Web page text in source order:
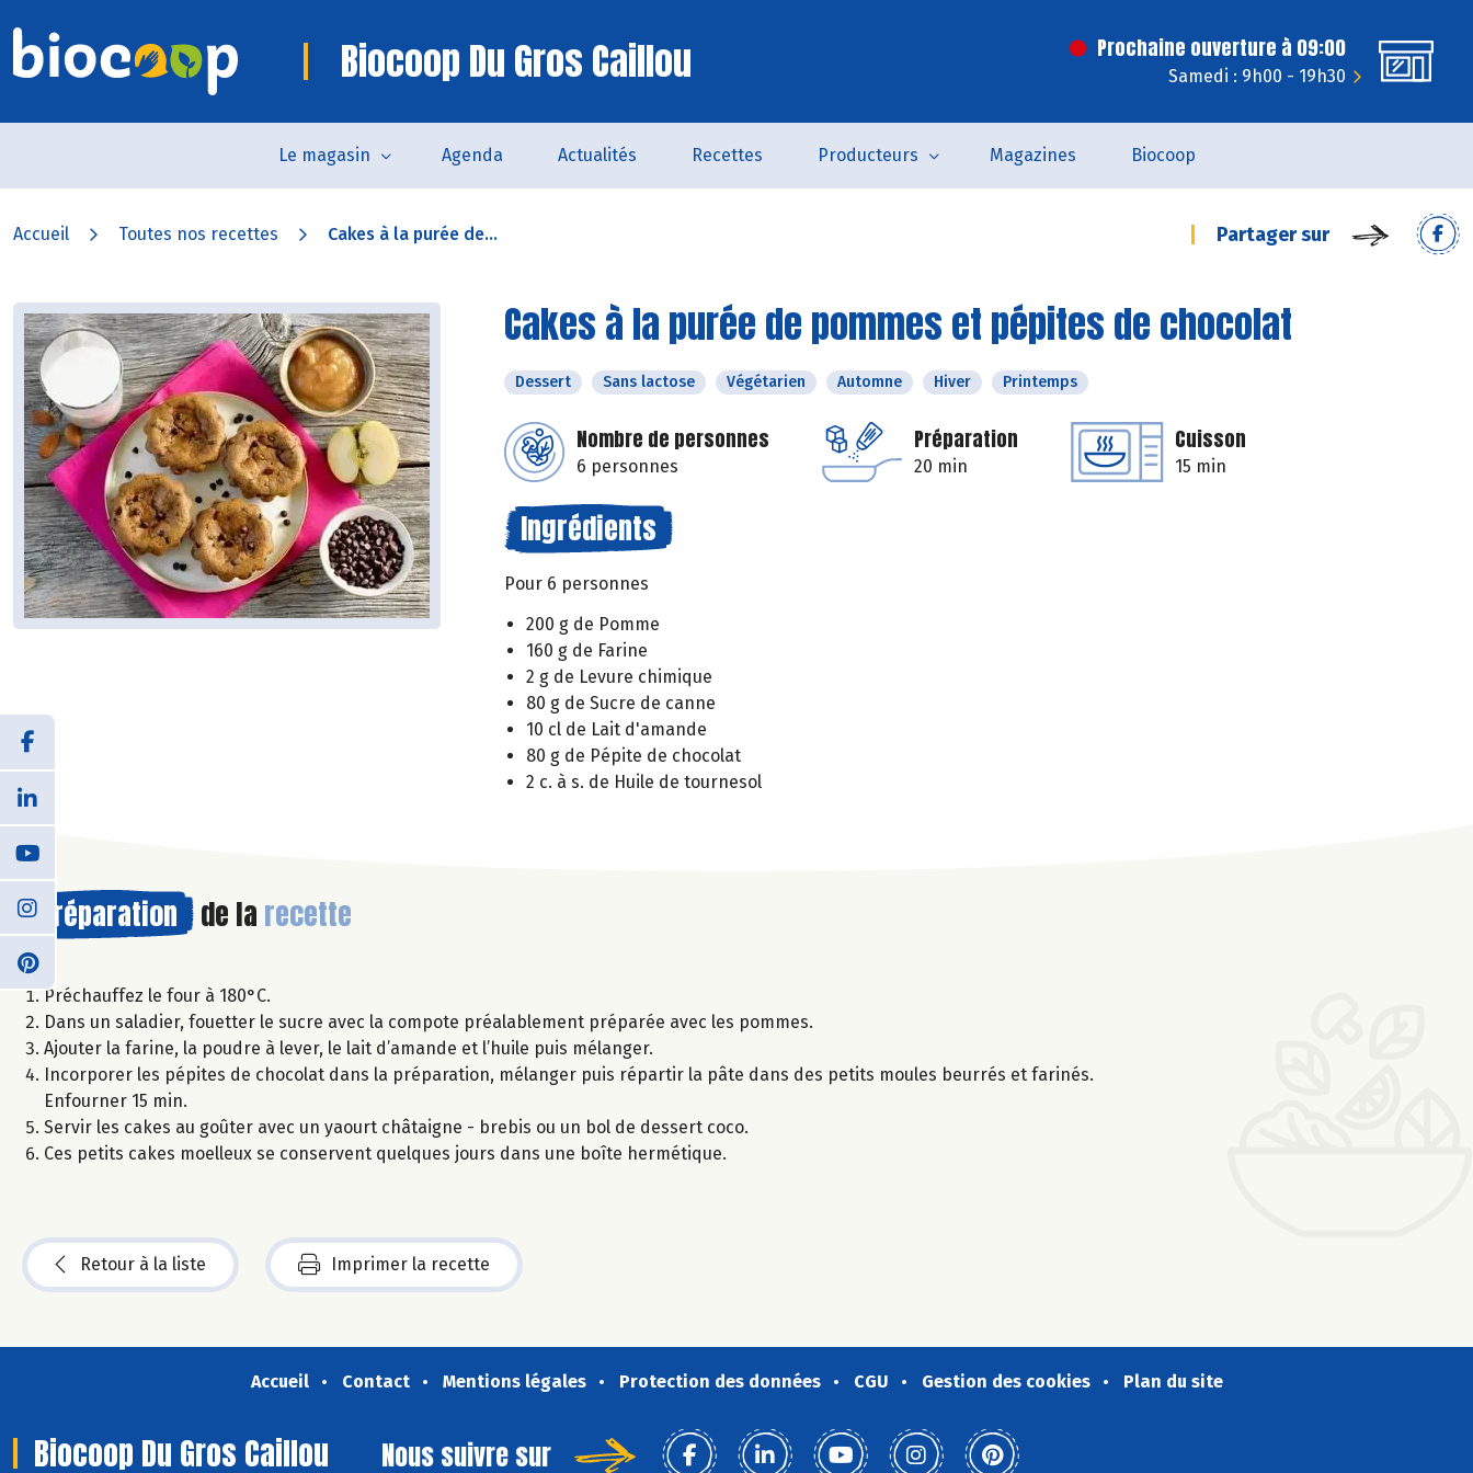
Biocoop Du Gros Caillou Prochaine ouverture à 09:00
Samedi : 9h00 - 19h30
Le magasin Agenda Actualités Recettes Producteurs Magazines Biocoop
Accueil Toutes nos recettes Cakes à la purée de... Partager sur
Cakes à la purée de pommes et pépites de chocolat
Dessert Sans lactose Végétarien Automne Hiver Printemps
Nombre de personnes
6 personnes
Préparation
20 min
Cuisson
15 min
Ingrédients
Pour 6 personnes
200 g de Pomme
160 g de Farine
2 g de Levure chimique
80 g de Sucre de canne
10 cl de Lait d'amande
80 g de Pépite de chocolat
2 c. à s. de Huile de tournesol
Préparation de la recette
Préchauffez le four à 180°C.
Dans un saladier, fouetter le sucre avec la compote préalablement préparée avec les pommes.
Ajouter la farine, la poudre à lever, le lait d’amande et l’huile puis mélanger.
Incorporer les pépites de chocolat dans la préparation, mélanger puis répartir la pâte dans des petits moules beurrés et farinés.
Enfourner 15 min.
Servir les cakes au goûter avec un yaourt châtaigne - brebis ou un bol de dessert coco.
Ces petits cakes moelleux se conservent quelques jours dans une boîte hermétique.
Retour à la liste Imprimer la recette
Accueil Contact Mentions légales Protection des données CGU Gestion des cookies Plan du site
Biocoop Du Gros Caillou Nous suivre sur